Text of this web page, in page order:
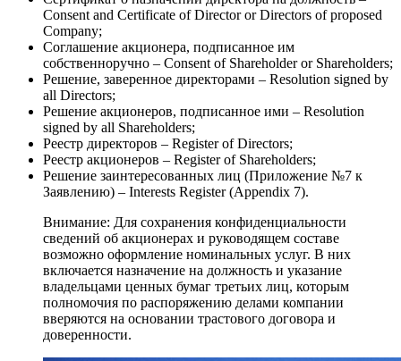
Consent and Certificate of Director or Directors of proposed
Company;
Соглашение акционера, подписанное им
собственноручно – Consent of Shareholder or Shareholders;
Решение, заверенное директорами – Resolution signed by
all Directors;
Решение акционеров, подписанное ими – Resolution
signed by all Shareholders;
Реестр директоров – Register of Directors;
Реестр акционеров – Register of Shareholders;
Решение заинтересованных лиц (Приложение №7 к
Заявлению) – Interests Register (Appendix 7).
Внимание: Для сохранения конфиденциальности
сведений об акционерах и руководящем составе
возможно оформление номинальных услуг. В них
включается назначение на должность и указание
владельцами ценных бумаг третьих лиц, которым
полномочия по распоряжению делами компании
вверяются на основании трастового договора и
доверенности.